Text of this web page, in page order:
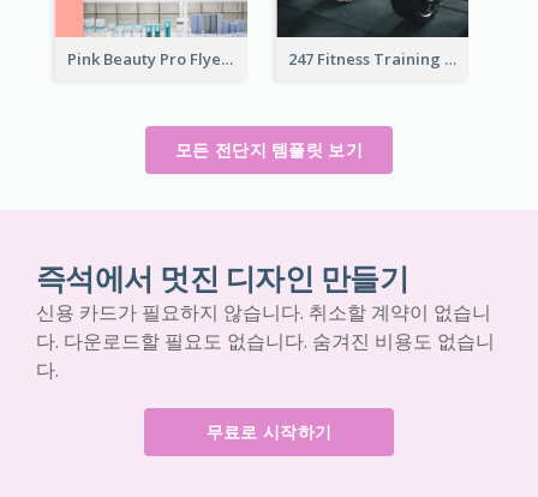
Pink Beauty Pro Flyer 247 Fitness Training Flyer
모든 전단지 템플릿 보기
즉석에서 멋진 디자인 만들기
신용 카드가 필요하지 않습니다. 취소할 계약이 없습니
다. 다운로드할 필요도 없습니다. 숨겨진 비용도 없습니
다.
무료로 시작하기